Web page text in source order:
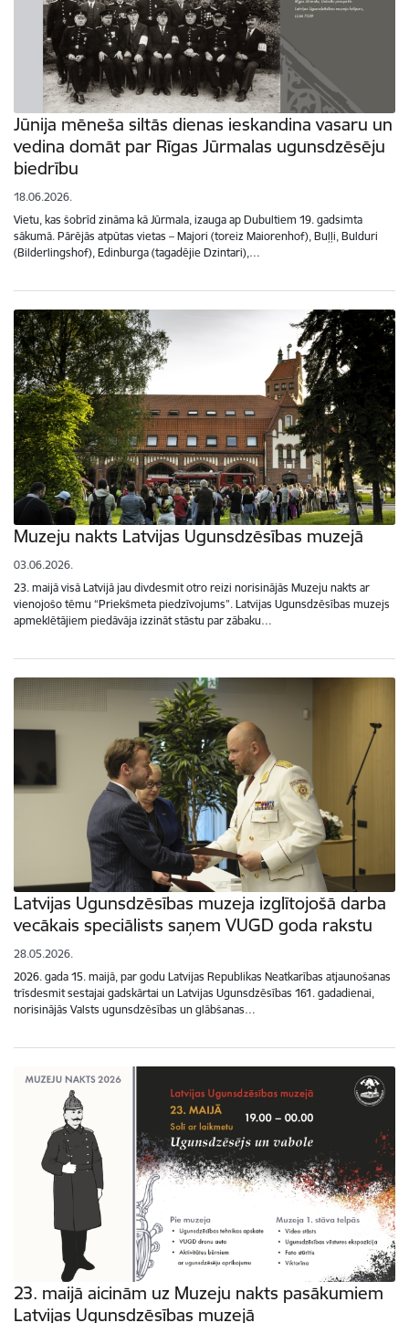
Jūnija mēneša siltās dienas ieskandina vasaru un
vedina domāt par Rīgas Jūrmalas ugunsdzēsēju
biedrību
18.06.2026.
Vietu, kas šobrīd zināma kā Jūrmala, izauga ap Dubultiem 19. gadsimta
sākumā. Pārējās atpūtas vietas – Majori (toreiz Maiorenhof), Buļļi, Bulduri
(Bilderlingshof), Edinburga (tagadējie Dzintari),…
Muzeju nakts Latvijas Ugunsdzēsības muzejā
03.06.2026.
23. maijā visā Latvijā jau divdesmit otro reizi norisinājās Muzeju nakts ar
vienojošo tēmu “Priekšmeta piedzīvojums”. Latvijas Ugunsdzēsības muzejs
apmeklētājiem piedāvāja izzināt stāstu par zābaku…
Latvijas Ugunsdzēsības muzeja izglītojošā darba
vecākais speciālists saņem VUGD goda rakstu
28.05.2026.
2026. gada 15. maijā, par godu Latvijas Republikas Neatkarības atjaunošanas
trīsdesmit sestajai gadskārtai un Latvijas Ugunsdzēsības 161. gadadienai,
norisinājās Valsts ugunsdzēsības un glābšanas…
23. maijā aicinām uz Muzeju nakts pasākumiem
Latvijas Ugunsdzēsības muzejā